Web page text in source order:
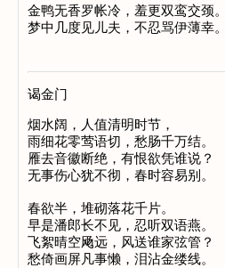
金鸭无香罗帐冷，羞更双鸾交颈。
谒金门
烟水阔，人值清明时节，
雨细花零莺语切，愁肠千万结。
雁去音徽断绝，有恨欲凭谁说？
无事伤心犹不彻，春时容易别。
春欲半，堆砌落花千片。
早是潘郎长不见，忍听双语燕。
飞絮晴空飏远，风送谁家弦管？
愁倚画屏凡事懒，泪沾金缕线。